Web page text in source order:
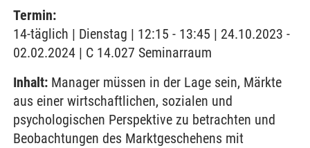
Termin:
14-täglich | Dienstag | 12:15 - 13:45 | 24.10.2023 -
02.02.2024 | C 14.027 Seminarraum
Inhalt: Manager müssen in der Lage sein, Märkte
aus einer wirtschaftlichen, sozialen und
psychologischen Perspektive zu betrachten und
Beobachtungen des Marktgeschehens mit